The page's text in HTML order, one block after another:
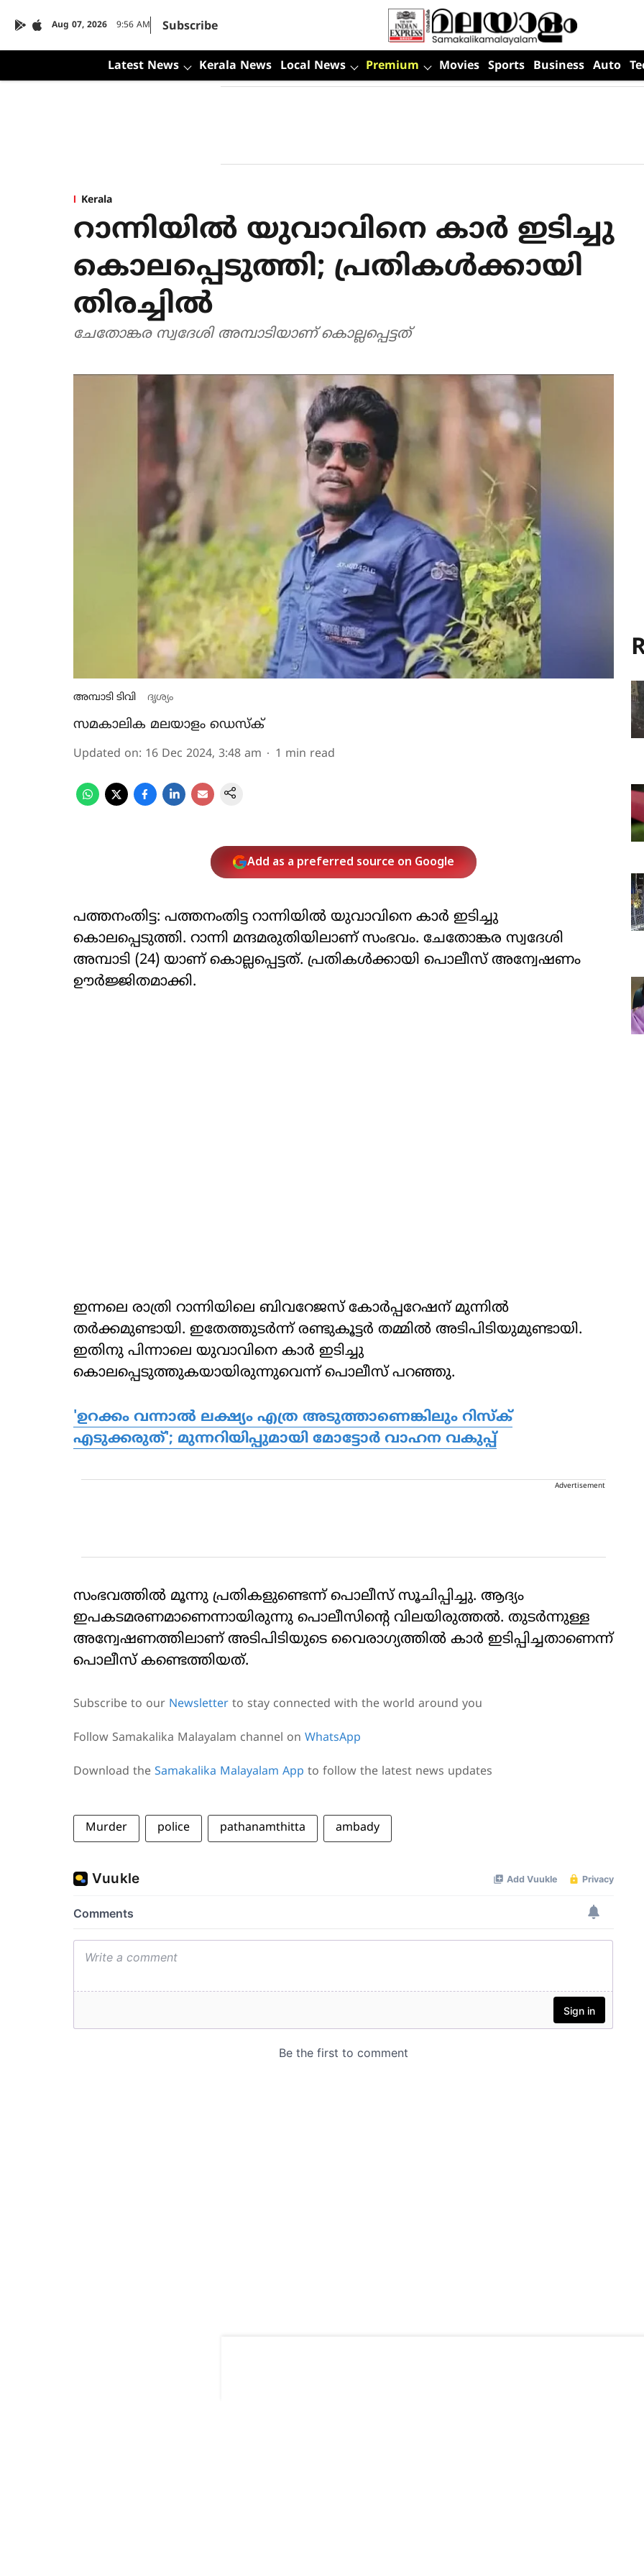
Aug 07, 2026 9:56 AM Subscribe
Latest News Kerala News Local News Premium Movies Sports Business Auto
Kerala
റാന്നിയില്‍ യുവാവിനെ കാര്‍ ഇടിച്ചു
കൊലപ്പെടുത്തി; പ്രതികള്‍ക്കായി
തിരച്ചിൽ
ചേതോങ്കര സ്വദേശി അമ്പാടിയാണ് കൊല്ലപ്പെട്ടത്
അമ്പാടി ടിവി ദൃശ്യം
സമകാലിക മലയാളം ഡെസ്ക്
Updated on: 16 Dec 2024, 3:48 am 1 min read
Add as a preferred source on Google
പത്തനംതിട്ട: പത്തനംതിട്ട റാന്നിയില്‍ യുവാവിനെ കാര്‍ ഇടിച്ചു
കൊലപ്പെടുത്തി. റാന്നി മന്ദമരുതിയിലാണ് സംഭവം. ചേതോങ്കര സ്വദേശി
അമ്പാടി (24) യാണ് കൊല്ലപ്പെട്ടത്. പ്രതികള്‍ക്കായി പൊലീസ് അന്വേഷണം
ഊര്‍ജ്ജിതമാക്കി.
ഇന്നലെ രാത്രി റാന്നിയിലെ ബിവറേജസ് കോര്‍പ്പറേഷന് മുന്നില്‍
തര്‍ക്കമുണ്ടായി. ഇതേത്തുടര്‍ന്ന് രണ്ടുകൂട്ടര്‍ തമ്മില്‍ അടിപിടിയുമുണ്ടായി.
ഇതിനു പിന്നാലെ യുവാവിനെ കാര്‍ ഇടിച്ചു
കൊലപ്പെടുത്തുകയായിരുന്നുവെന്ന് പൊലീസ് പറഞ്ഞു.
'ഉറക്കം വന്നാൽ ലക്ഷ്യം എത്ര അടുത്താണെങ്കിലും റിസ്ക്
എടുക്കരുത്'; മുന്നറിയിപ്പുമായി മോട്ടോർ വാഹന വകുപ്പ്
Advertisement
സംഭവത്തില്‍ മൂന്നു പ്രതികളുണ്ടെന്ന് പൊലീസ് സൂചിപ്പിച്ചു. ആദ്യം
ഇപകടമരണമാണെന്നായിരുന്നു പൊലീസിന്റെ വിലയിരുത്തല്‍. തുടര്‍ന്നുള്ള
അന്വേഷണത്തിലാണ് അടിപിടിയുടെ വൈരാഗ്യത്തില്‍ കാര്‍ ഇടിപ്പിച്ചതാണെന്ന്
പൊലീസ് കണ്ടെത്തിയത്.
Subscribe to our Newsletter to stay connected with the world around you
Follow Samakalika Malayalam channel on WhatsApp
Download the Samakalika Malayalam App to follow the latest news updates
Murder police pathanamthitta ambady